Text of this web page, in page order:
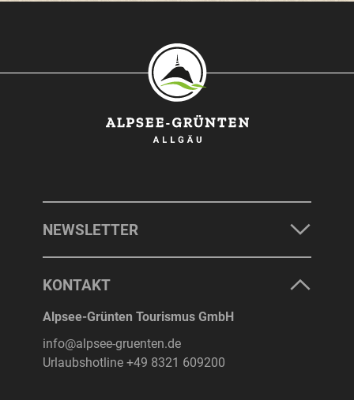
BLAICHACH-GUNZESRIED
BURGBERG
UNTERKÜNFTE
ERLEBNISSE
NEWSLETTER
KONTAKT
Alpsee-Grünten Tourismus GmbH
info@alpsee-gruenten.de
Urlaubshotline +49 8321 609200